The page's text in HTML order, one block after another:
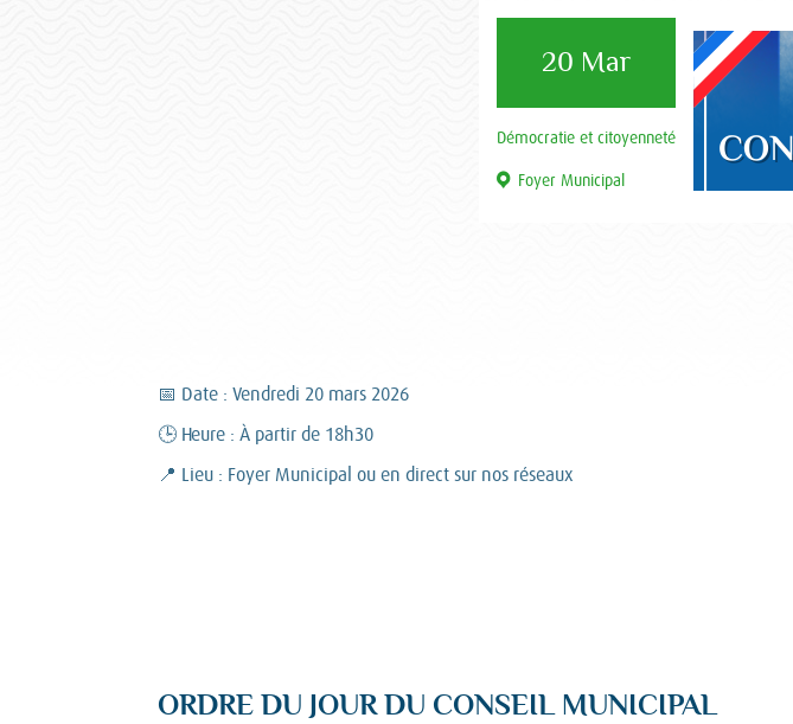
20 Mar
Démocratie et citoyenneté
Foyer Municipal
📅 Date : Vendredi 20 mars 2026
🕒 Heure : À partir de 18h30
📍 Lieu : Foyer Municipal ou en direct sur nos réseaux
ORDRE DU JOUR DU CONSEIL MUNICIPAL